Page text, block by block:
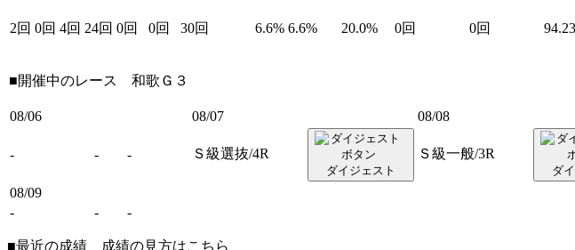
2回 0回 4回 24回 0回 0回 30回 6.6% 6.6% 20.0% 0回 0回 94.23
■開催中のレース 和歌Ｇ３
08/06 08/07 08/08
- - - Ｓ級選抜/4R
ダイジェスト
Ｓ級一般/3R
ダ
08/09
-
- -
■最近の成績 成績の見方はこちら